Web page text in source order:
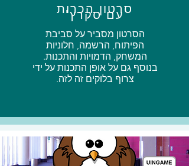
סרטון הכרות
עם סקרץ'
הסרטון מסביר על סביבת
הפיתוח, הרשמה, חלוניות
המשחק, הדמויות והתכנות.
בנוסף גם על אופן התכנות על ידי
צרוף בלוקים זה לזה.